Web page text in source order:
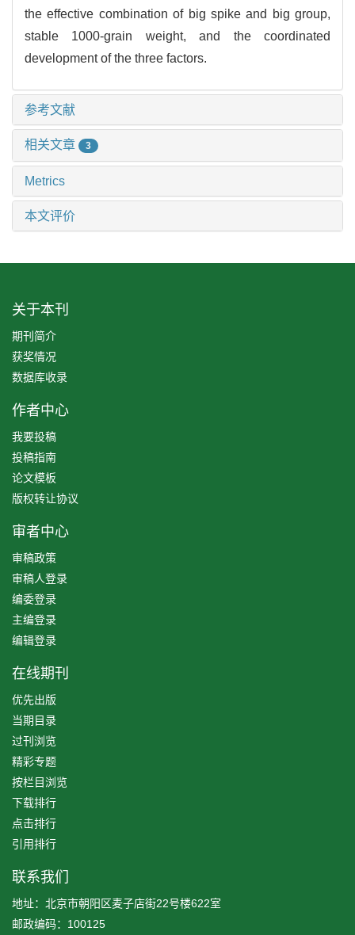
the effective combination of big spike and big group,
stable 1000-grain weight, and the coordinated
development of the three factors.
参考文献
相关文章 3
Metrics
本文评价
关于本刊
期刊简介
获奖情况
数据库收录
作者中心
我要投稿
投稿指南
论文模板
版权转让协议
审者中心
审稿政策
审稿人登录
编委登录
主编登录
编辑登录
在线期刊
优先出版
当期目录
过刊浏览
精彩专题
按栏目浏览
下载排行
点击排行
引用排行
联系我们
地址：北京市朝阳区麦子店街22号楼622室
邮政编码：100125